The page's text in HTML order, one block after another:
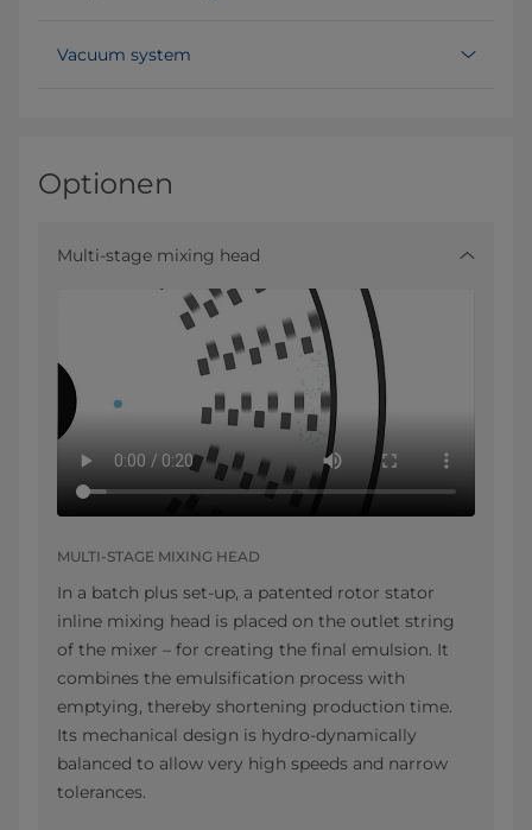
Vacuum system
Optionen
Multi-stage mixing head
MULTI-STAGE MIXING HEAD
In a batch plus set-up, a patented rotor stator
inline mixing head is placed on the outlet string
of the mixer – for creating the final emulsion. It
combines the emulsification process with
emptying, thereby shortening production time.
Its mechanical design is hydro-dynamically
balanced to allow very high speeds and narrow
tolerances.